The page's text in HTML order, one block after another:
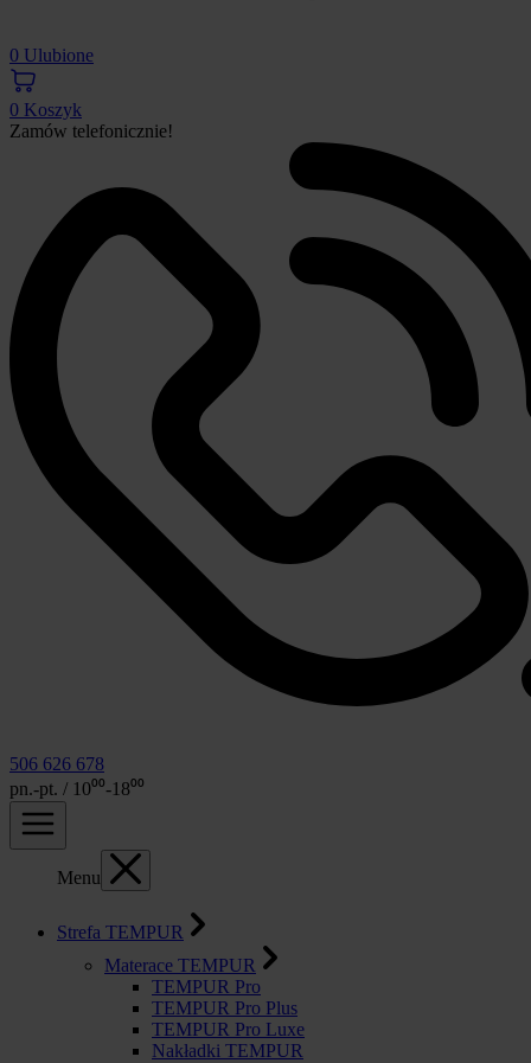
0 Ulubione
0 Koszyk
Zamów telefonicznie!
506 626 678
pn.-pt. / 10⁰⁰-18⁰⁰
Menu
Strefa TEMPUR
Materace TEMPUR
TEMPUR Pro
TEMPUR Pro Plus
TEMPUR Pro Luxe
Nakładki TEMPUR